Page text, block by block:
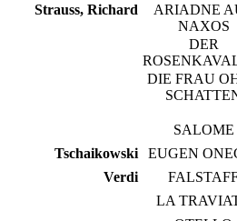
Strauss, Richard
ARIADNE
NAXOS
DER
DIE FRAU
SALOME
Tschaikowski
EUGEN
Verdi
LA